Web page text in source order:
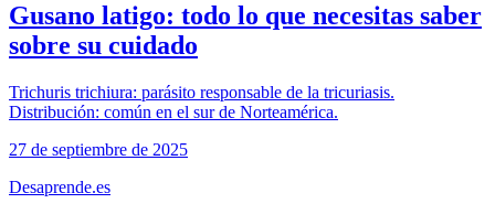
Gusano latigo: todo lo que necesitas saber
sobre su cuidado
Trichuris trichiura: parásito responsable de la tricuriasis.
Distribución: común en el sur de Norteamérica.
27 de septiembre de 2025
Desaprende.es